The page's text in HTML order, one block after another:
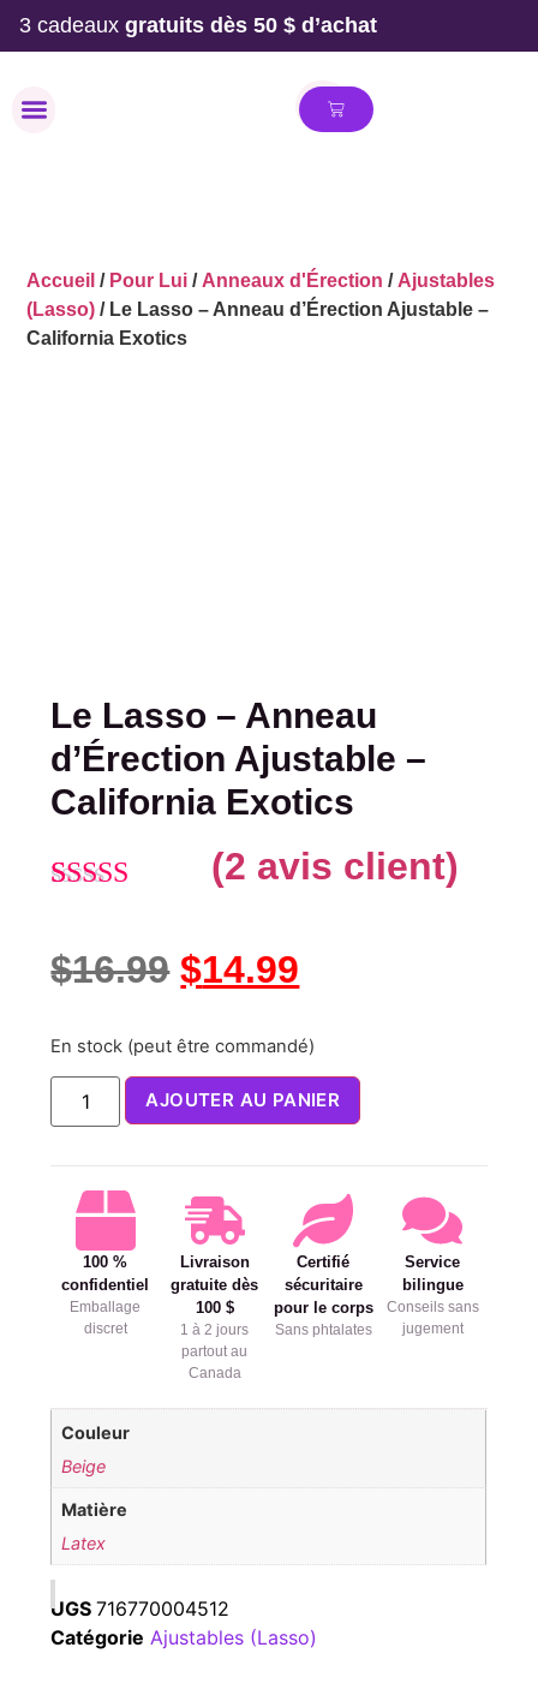
3 cadeaux gratuits dès 50 $ d’achat
Accueil / Pour Lui / Anneaux d'Érection / Ajustables
(Lasso) / Le Lasso – Anneau d’Érection Ajustable –
California Exotics
Le Lasso – Anneau
d’Érection Ajustable –
California Exotics
sur
(2 avis client)
$16.99 $14.99
En stock (peut être commandé)
AJOUTER AU PANIER
100 %
confidentiel
Emballage
discret
Livraison
gratuite dès
100 $
1 à 2 jours
partout au
Canada
Certifié
sécuritaire
pour le corps
Sans phtalates
Service
bilingue
Conseils sans
jugement
Couleur
Beige
Matière
Latex
UGS716770004512
Catégorie Ajustables (Lasso)